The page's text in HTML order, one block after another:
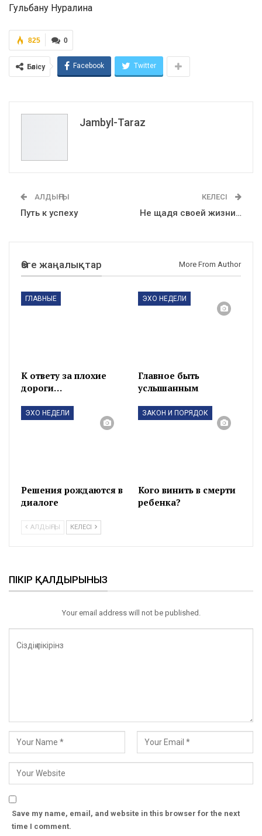
Гульбану Нуралина
0
825
Бөлісу Facebook Twitter
Jambyl-Taraz
АЛДЫҢҒЫ
Путь к успеху
КЕЛЕСІ
Не щадя своей жизни…
Өзге жаңалықтар More From Author
ГЛАВНЫЕ
К ответу за плохие
дороги…
ЭХО НЕДЕЛИ
Главное быть
услышанным
ЭХО НЕДЕЛИ
Решения рождаются в
диалоге
ЗАКОН И ПОРЯДОК
Кого винить в смерти
ребенка?
АЛДЫҢҒЫ КЕЛЕСІ
ПІКІР ҚАЛДЫРЫНЫЗ
Your email address will not be published.
Save my name, email, and website in this browser for the next
time I comment.